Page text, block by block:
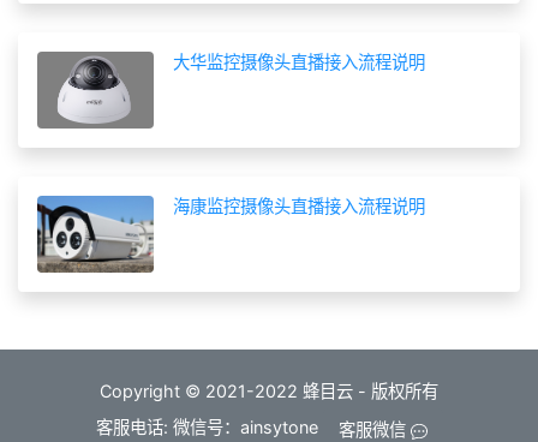
大华监控摄像头直播接入流程说明
海康监控摄像头直播接入流程说明
Copyright © 2021-2022 蜂目云 - 版权所有
客服电话: 微信号：ainsytone
客服微信